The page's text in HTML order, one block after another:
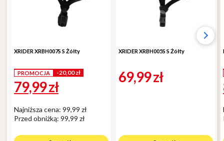
XRIDER XRBH007S S Żółty
PROMOCJA -20,00 zł
79,99zł
Najniższa cena: 99,99 zł
Przed obniżką: 99,99 zł
XRIDER XRBH005S S Żółty
69,99zł